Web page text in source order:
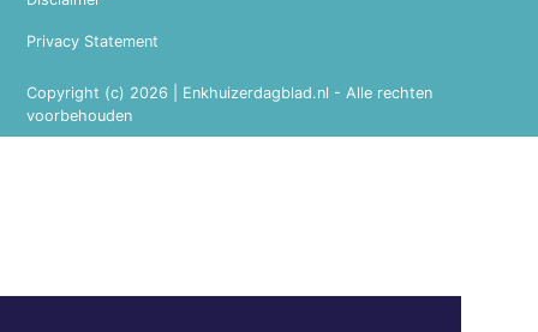
Copyright (c) 2026 | Enkhuizerdagblad.nl - Alle rechten
voorbehouden
Privacy Statement